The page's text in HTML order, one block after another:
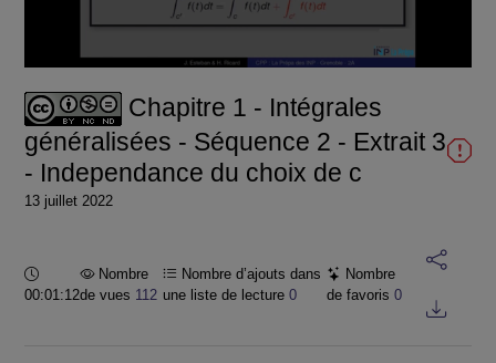
la
vidéo
Chapitre 1 - Intégrales
généralisées - Séquence 2 - Extrait 3
- Independance du choix de c
13 juillet 2022
Durée :
00:01:12
Nombre
de vues 112
Nombre d’ajouts dans
une liste de lecture0
Nombre
de favoris0